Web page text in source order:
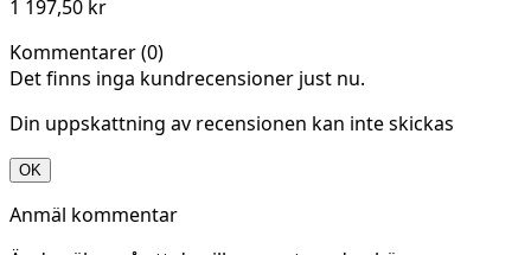
1 197,50 kr
Kommentarer (0)
Det finns inga kundrecensioner just nu.
Din uppskattning av recensionen kan inte skickas
OK
Anmäl kommentar